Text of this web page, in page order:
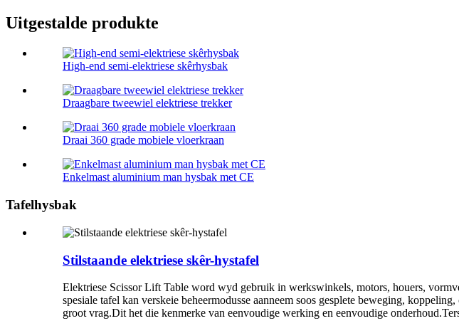
Uitgestalde produkte
High-end semi-elektriese skêrhysbak
Draagbare tweewiel elektriese trekker
Draai 360 grade mobiele vloerkraan
Enkelmast aluminium man hysbak met CE
Tafelhysbak
Stilstaande elektriese skêr-hystafel
Elektriese Scissor Lift Table word wyd gebruik in werkswinkels, motors, houers,
spesiale tafel kan verskeie beheermodusse aanneem soos gesplete beweging,
groot vrag.Dit het die kenmerke van eenvoudige werking en eenvoudige